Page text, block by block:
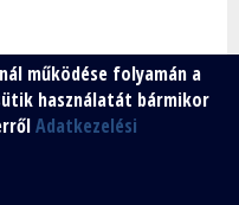
működése folyamán a
használatát bármikor
Adatkezelési